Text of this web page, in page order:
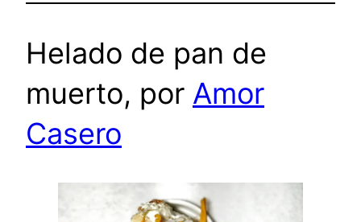
Helado de pan de
muerto, por Amor
Casero